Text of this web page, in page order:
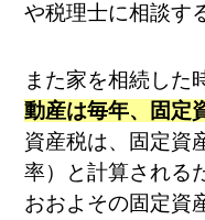
や税理士に相談す
また家を相続した
動産は毎年、固定
資産税は、固定資
率）と計算される
おおよその固定資